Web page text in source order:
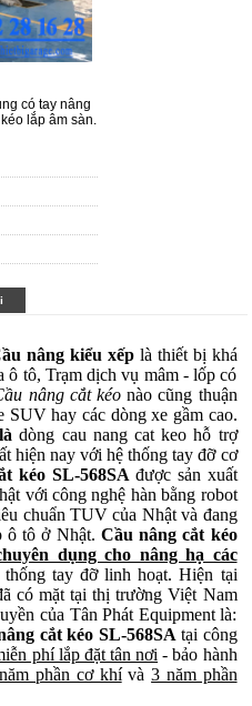
có tay nâng
lắp âm sàn.
ầu nâng kiểu xếp là thiết bị khá
ô tô, Trạm dịch vụ mâm - lốp có
nâng cắt kéo nào cũng thuận
SUV hay các dòng xe gầm cao.
dòng cau nang cat keo hỗ trợ
hiện nay với hệ thống tay đỡ cơ
kéo SL-568SA được sản xuất
với công nghệ hàn bằng robot
chuẩn TUV của Nhật và đang
ô tô ở Nhật. Cầu nâng cắt kéo
dụng cho nâng hạ các
tay đỡ linh hoạt. Hiện tại
có mặt tại thị trường Việt Nam
của Tân Phát Equipment là:
cắt kéo SL-568SA tại công
phí lắp đặt tân nơi - bảo hành
phần cơ khívà3 năm phần